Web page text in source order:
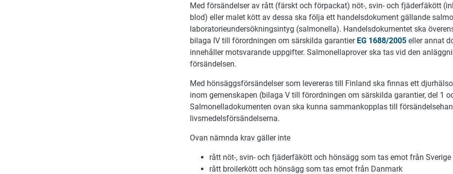
Med försändelser av rått (färskt och förpackat) nöt-, svin- och fjäderfäkött
blod) eller malet kött av dessa ska följa ett handelsdokument gällande
laboratorieundersökningsintyg (salmonella). Handelsdokumentet ska
bilaga IV till förordningen om särskilda garantier EG 1688/2005 eller annat
innehåller motsvarande uppgifter. Salmonellaprover ska tas vid den
försändelsen.
Med hönsäggsförsändelser som levereras till Finland ska finnas ett
inom gemenskapen (bilaga V till förordningen om särskilda garantier, del 1
Salmonelladokumenten ovan ska kunna sammankopplas till
livsmedelsförsändelserna.
Ovan nämnda krav gäller inte
rått nöt-, svin- och fjäderfäkött och hönsägg som tas emot från Sverige
rått broilerkött och hönsägg som tas emot från Danmark